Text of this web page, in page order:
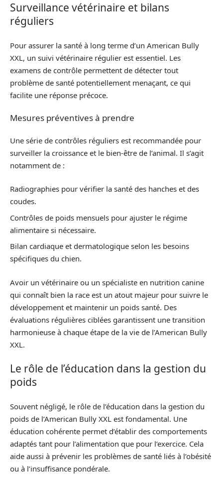
Surveillance vétérinaire et bilans
réguliers
Pour assurer la santé à long terme d’un American Bully
XXL, un suivi vétérinaire régulier est essentiel. Les
examens de contrôle permettent de détecter tout
problème de santé potentiellement menaçant, ce qui
facilite une réponse précoce.
Mesures préventives à prendre
Une série de contrôles réguliers est recommandée pour
surveiller la croissance et le bien-être de l’animal. Il s’agit
notamment de :
Radiographies pour vérifier la santé des hanches et des
coudes.
Contrôles de poids mensuels pour ajuster le régime
alimentaire si nécessaire.
Bilan cardiaque et dermatologique selon les besoins
spécifiques du chien.
Avoir un vétérinaire ou un spécialiste en nutrition canine
qui connaît bien la race est un atout majeur pour suivre le
développement et maintenir un poids santé. Des
évaluations régulières ciblées garantissent une transition
harmonieuse à chaque étape de la vie de l’American Bully
XXL.
Le rôle de l’éducation dans la gestion du
poids
Souvent négligé, le rôle de l’éducation dans la gestion du
poids de l’American Bully XXL est fondamental. Une
éducation cohérente permet d’établir des comportements
adaptés tant pour l’alimentation que pour l’exercice. Cela
aide aussi à prévenir les problèmes de santé liés à l’obésité
ou à l’insuffisance pondérale.